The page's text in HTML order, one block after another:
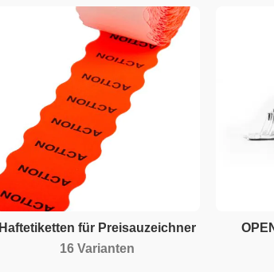
Haftetiketten für Preisauzeichner
16 Varianten